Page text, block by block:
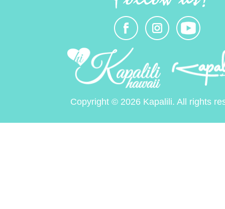
Copyright © 2026 Kapalili. All rights